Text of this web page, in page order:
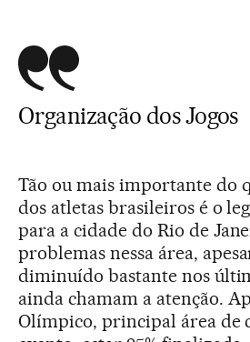
Organização dos Jogos
Tão ou mais importante do
dos atletas brasileiros é o
para a cidade do Rio de
problemas nessa área,
diminuído bastante nos
ainda chamam a atenção.
Olímpico, principal área de